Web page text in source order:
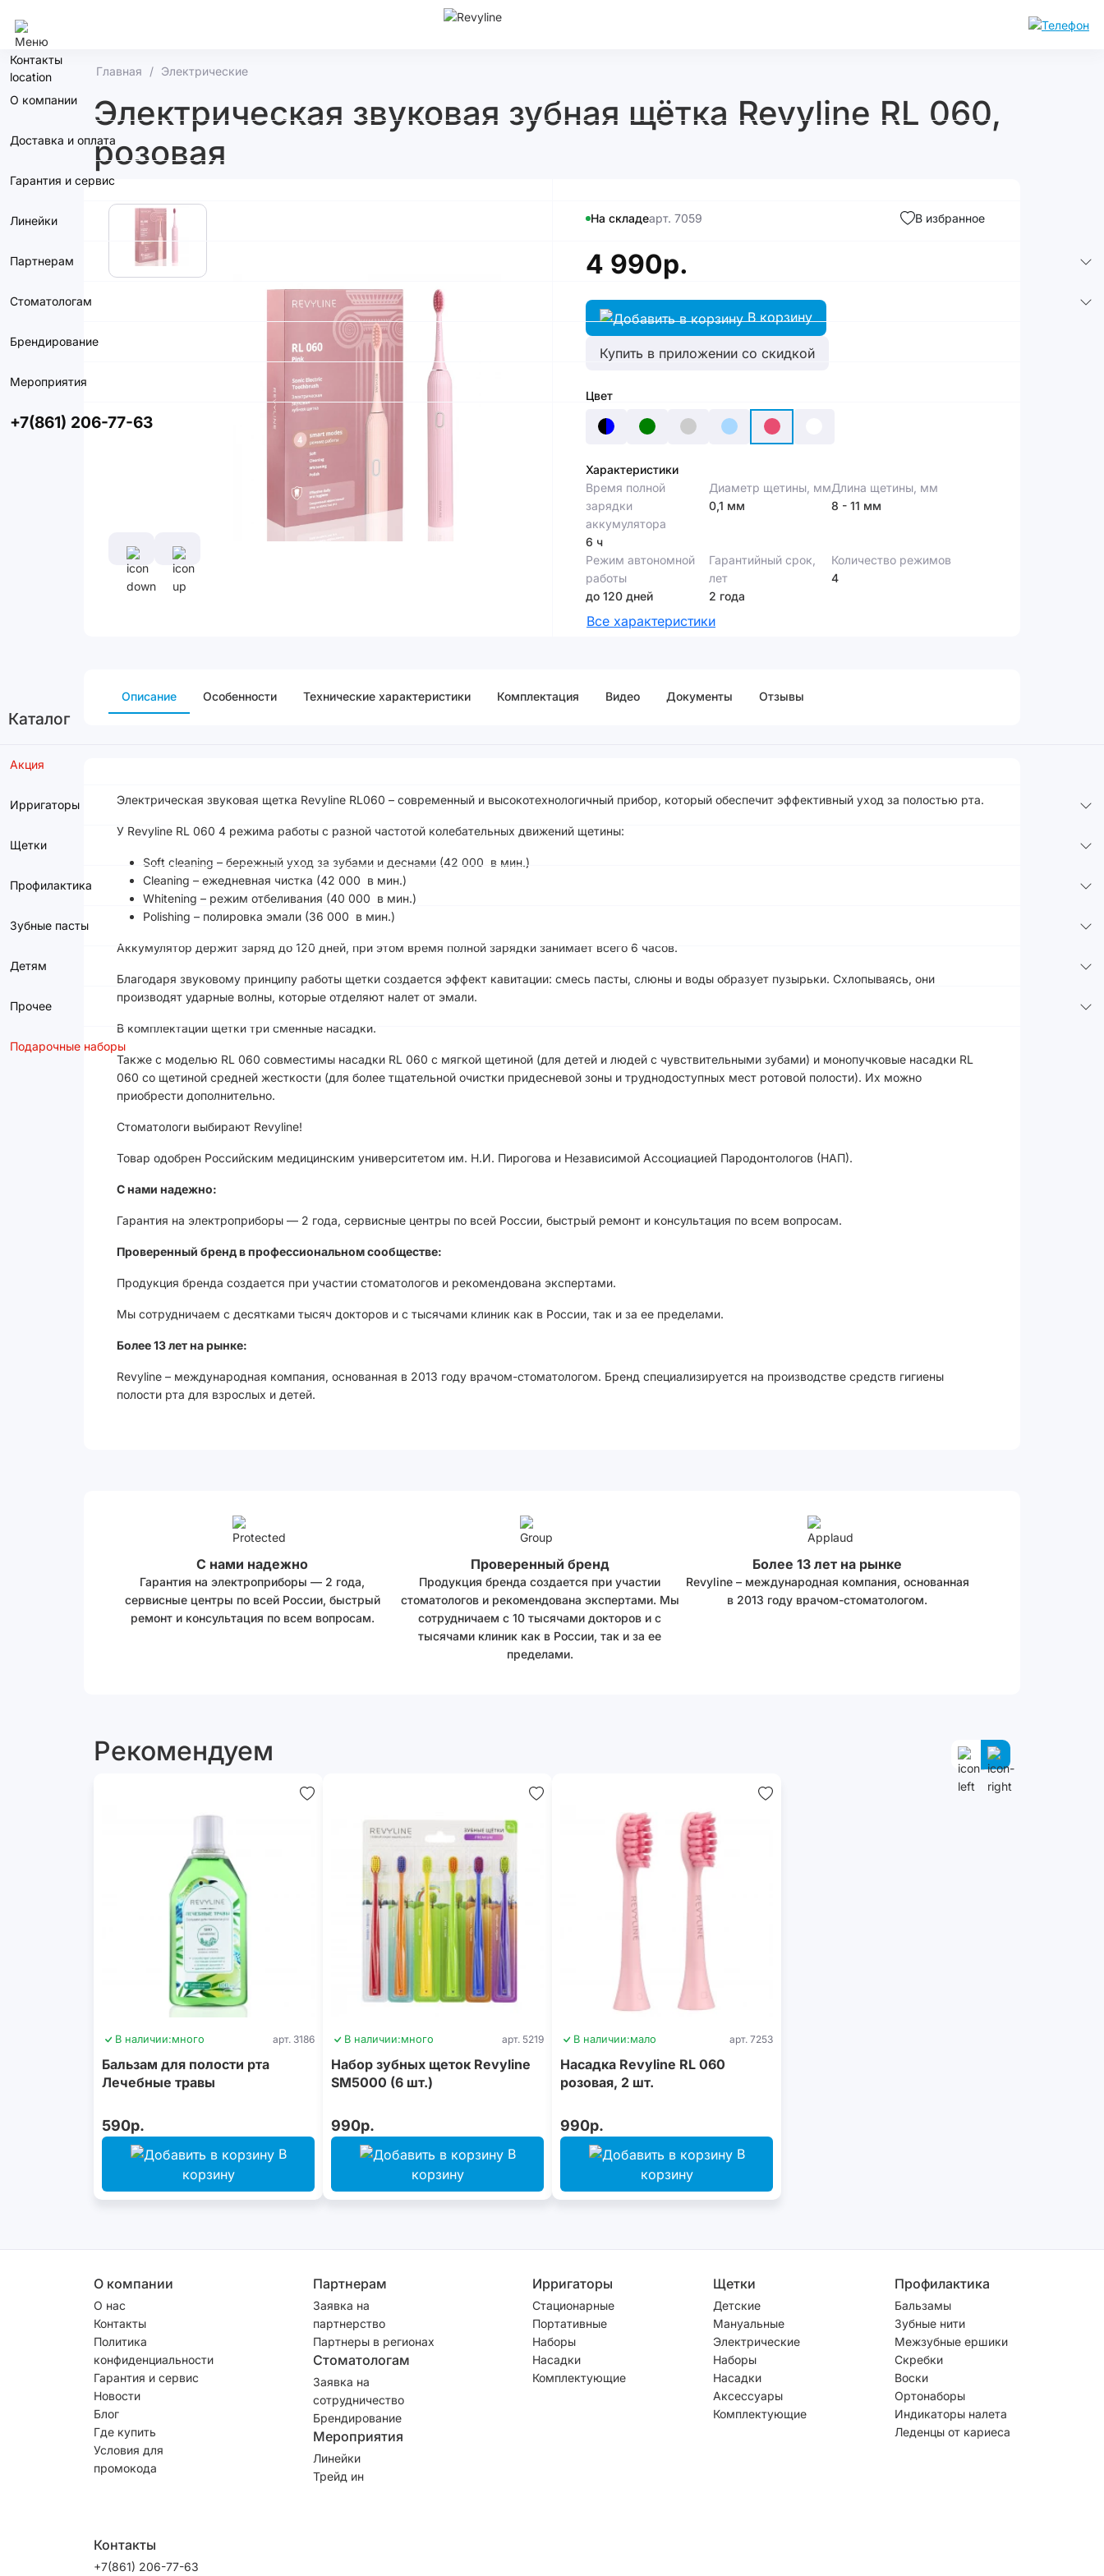
Контакты
О компании
Доставка и оплата
Гарантия и сервис
Линейки
Партнерам
Стоматологам
Брендирование
Мероприятия
+7(861) 206-77-63
Каталог
Акция
Ирригаторы
Щетки
Профилактика
Зубные пасты
Детям
Прочее
Подарочные наборы
Главная Электрические
Электрическая звуковая зубная щётка Revyline RL 060,
розовая
На складеарт. 7059 В избранное
4 990р.
В корзину
Купить в приложении со скидкой
Цвет
Характеристики
Время полной
зарядки
аккумулятора
6 ч
Диаметр щетины, мм
0,1 мм
Длина щетины, мм
8 - 11 мм
Режим автономной
работы
до 120 дней
Гарантийный срок,
лет
2 года
Количество режимов
4
Все характеристики
Описание Особенности Технические характеристики Комплектация Видео Документы Отзывы
Электрическая звуковая щетка Revyline RL060 – современный и высокотехнологичный прибор, который обеспечит эффективный уход за полостью рта.
У Revyline RL 060 4 режима работы с разной частотой колебательных движений щетины:
Soft cleaning – бережный уход за зубами и деснами (42 000 в мин.)
Cleaning – ежедневная чистка (42 000 в мин.)
Whitening – режим отбеливания (40 000 в мин.)
Polishing – полировка эмали (36 000 в мин.)
Аккумулятор держит заряд до 120 дней, при этом время полной зарядки занимает всего 6 часов.
Благодаря звуковому принципу работы щетки создается эффект кавитации: смесь пасты, слюны и воды образует пузырьки. Схлопываясь, они
производят ударные волны, которые отделяют налет от эмали.
В комплектации щетки три сменные насадки.
Также с моделью RL 060 совместимы насадки RL 060 с мягкой щетиной (для детей и людей с чувствительными зубами) и монопучковые насадки RL
060 со щетиной средней жесткости (для более тщательной очистки придесневой зоны и труднодоступных мест ротовой полости). Их можно
приобрести дополнительно.
Стоматологи выбирают Revyline!
Товар одобрен Российским медицинским университетом им. Н.И. Пирогова и Независимой Ассоциацией Пародонтологов (НАП).
С нами надежно:
Гарантия на электроприборы — 2 года, сервисные центры по всей России, быстрый ремонт и консультация по всем вопросам.
Проверенный бренд в профессиональном сообществе:
Продукция бренда создается при участии стоматологов и рекомендована экспертами.
Мы сотрудничаем с десятками тысяч докторов и с тысячами клиник как в России, так и за ее пределами.
Более 13 лет на рынке:
Revyline – международная компания, основанная в 2013 году врачом-стоматологом. Бренд специализируется на производстве средств гигиены
полости рта для взрослых и детей.
С нами надежно
Гарантия на электроприборы — 2 года,
сервисные центры по всей России, быстрый
ремонт и консультация по всем вопросам.
Проверенный бренд
Продукция бренда создается при участии
стоматологов и рекомендована экспертами. Мы
сотрудничаем с 10 тысячами докторов и с
тысячами клиник как в России, так и за ее
пределами.
Более 13 лет на рынке
Revyline – международная компания, основанная
в 2013 году врачом-стоматологом.
Рекомендуем
В наличии:много арт. 3186
Бальзам для полости рта
Лечебные травы
590р.
В
корзину
В наличии:много арт. 5219
Набор зубных щеток Revyline
SM5000 (6 шт.)
990р.
В
корзину
В наличии:мало арт. 7253
Насадка Revyline RL 060
розовая, 2 шт.
990р.
В
корзину
О компании
О нас
Контакты
Политика
конфиденциальности
Гарантия и сервис
Новости
Блог
Где купить
Условия для
промокода
Партнерам
Заявка на
партнерство
Партнеры в регионах
Стоматологам
Заявка на
сотрудничество
Брендирование
Мероприятия
Линейки
Трейд ин
Ирригаторы
Стационарные
Портативные
Наборы
Насадки
Комплектующие
Щетки
Детские
Мануальные
Электрические
Наборы
Насадки
Аксессуары
Комплектующие
Профилактика
Бальзамы
Зубные нити
Межзубные ершики
Скребки
Воски
Ортонаборы
Индикаторы налета
Леденцы от кариеса
Контакты
+7(861) 206-77-63